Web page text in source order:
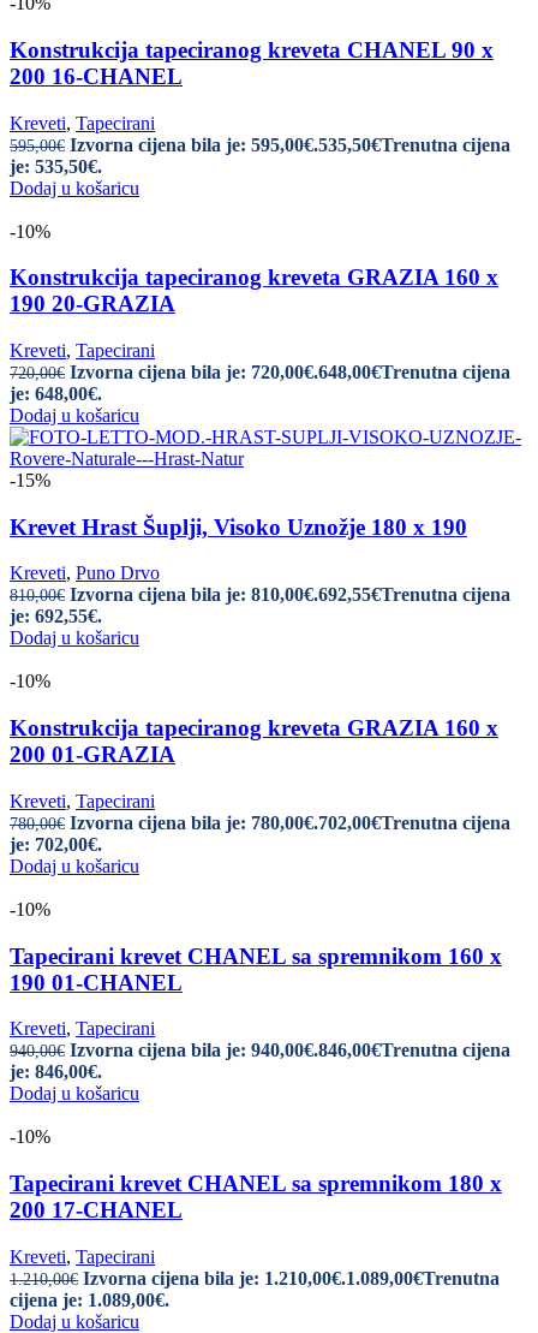
Konstrukcija tapeciranog kreveta CHANEL 90 x
200 16-CHANEL
Kreveti, Tapecirani
595,00€ Izvorna cijena bila je: 595,00€.535,50€Trenutna cijena
je: 535,50€.
Dodaj u košaricu
-10%
Konstrukcija tapeciranog kreveta GRAZIA 160 x
190 20-GRAZIA
Kreveti, Tapecirani
720,00€ Izvorna cijena bila je: 720,00€.648,00€Trenutna cijena
je: 648,00€.
Dodaj u košaricu
-15%
Krevet Hrast Šuplji, Visoko Uznožje 180 x 190
Kreveti, Puno Drvo
810,00€ Izvorna cijena bila je: 810,00€.692,55€Trenutna cijena
je: 692,55€.
Dodaj u košaricu
-10%
Konstrukcija tapeciranog kreveta GRAZIA 160 x
200 01-GRAZIA
Kreveti, Tapecirani
780,00€ Izvorna cijena bila je: 780,00€.702,00€Trenutna cijena
je: 702,00€.
Dodaj u košaricu
-10%
Tapecirani krevet CHANEL sa spremnikom 160 x
190 01-CHANEL
Kreveti, Tapecirani
940,00€ Izvorna cijena bila je: 940,00€.846,00€Trenutna cijena
je: 846,00€.
Dodaj u košaricu
-10%
Tapecirani krevet CHANEL sa spremnikom 180 x
200 17-CHANEL
Kreveti, Tapecirani
1.210,00€ Izvorna cijena bila je: 1.210,00€.1.089,00€Trenutna
cijena je: 1.089,00€.
Dodaj u košaricu